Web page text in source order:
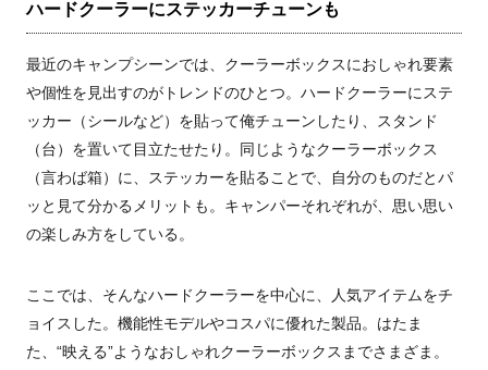
ハードクーラーにステッカーチューンも
最近のキャンプシーンでは、クーラーボックスにおしゃれ要素
や個性を見出すのがトレンドのひとつ。ハードクーラーにステ
ッカー（シールなど）を貼って俺チューンしたり、スタンド
（台）を置いて目立たせたり。同じようなクーラーボックス
（言わば箱）に、ステッカーを貼ることで、自分のものだとパ
ッと見て分かるメリットも。キャンパーそれぞれが、思い思い
の楽しみ方をしている。
ここでは、そんなハードクーラーを中心に、人気アイテムをチ
ョイスした。機能性モデルやコスパに優れた製品。はたま
た、“映える”ようなおしゃれクーラーボックスまでさまざま。